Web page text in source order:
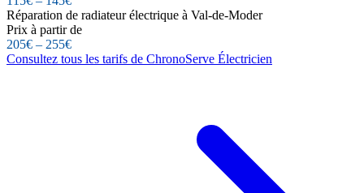
Réparation de radiateur électrique à Val-de-Moder
Prix à partir de
205€ – 255€
Consultez tous les tarifs de ChronoServe Électricien